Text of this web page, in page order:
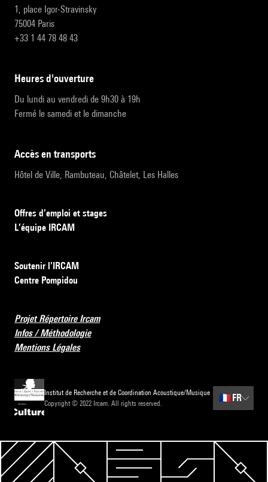
1, place Igor-Stravinsky
75004 Paris
+33 1 44 78 48 43
heures d'ouverture
Du lundi au vendredi de 9h30 à 19h
Fermé le samedi et le dimanche
accès en transports
Hôtel de Ville, Rambuteau, Châtelet, Les Halles
Offres d’emploi et stages
L’équipe IRCAM
Soutenir l’IRCAM
Centre Pompidou
Projet Répertoire Ircam
Infos / Méthodologie
Mentions Légales
Institut de Recherche et de Coordination Acoustique/Musique
Copyright © 2022 Ircam. All rights reserved.
🇫🇷 FR